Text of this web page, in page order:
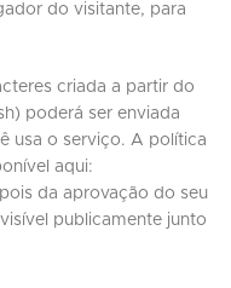
do visitante, para
criada a partir do
poderá ser enviada
usa o serviço. A política
aqui:
da aprovação do seu
publicamente junto